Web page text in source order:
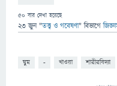
50 বার দেখা হয়েছে
23 জুন "তত্ত্ব ও গবেষণা" বিভাগে
ঘুম - খাওয়া শারীরবিদ্যা